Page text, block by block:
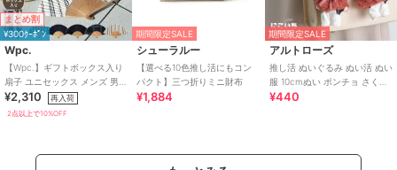
まとめ割
¥300ｸｰﾎﾟﾝ
Wpc.
【Wpc.】ギフトボックス入り
扇子 ユニセックス メンズ 男性
プレゼント ギフト 扇子 うちわ
¥2,310 再入荷
2点以上で10%OFF
期間限定SALE
シューラルー
【選べる10色推し活にもコン
パクト】三つ折りミニ財布
¥1,884
期間限定SALE
アルトローズ
推し活 ぬいぐるみ ぬい活 ぬい
服 10cmぬい ポンチョ さくら
んぼ チェリー キーホルダー
¥440